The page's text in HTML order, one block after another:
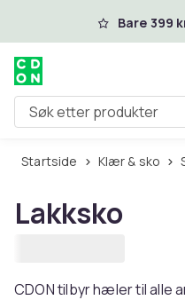
Hopp til Bare 399
Søk etter produkter
Startside Klær & sko
Lakksko
CDON tilbyr hæler til alle